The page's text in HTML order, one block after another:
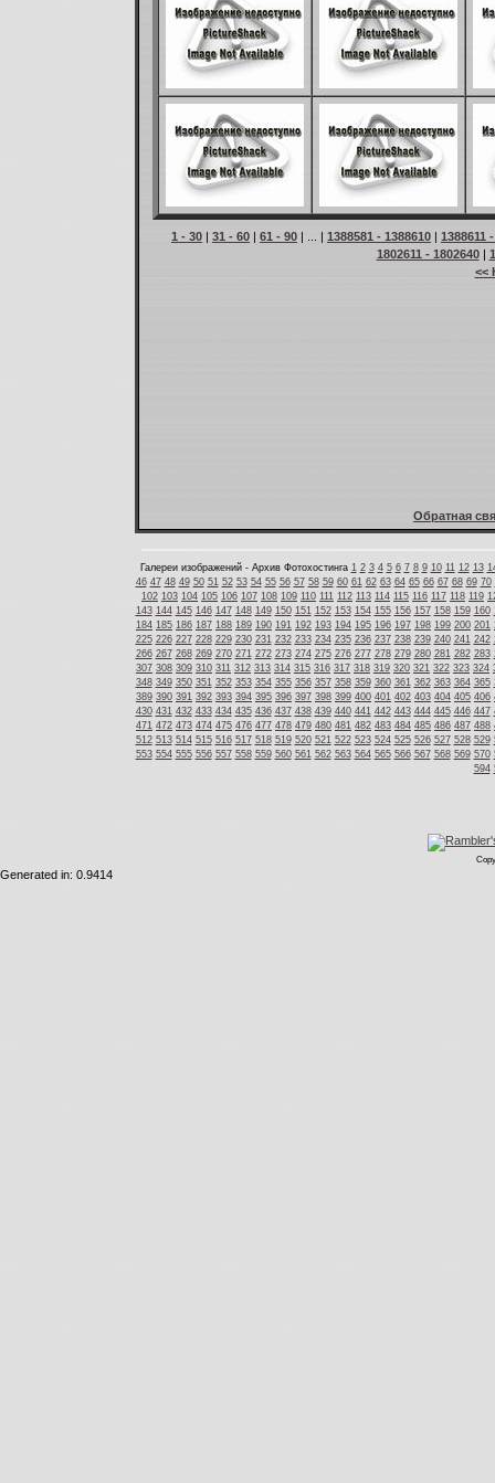
1 - 30 | 31 - 60 | 61 - 90 | ... | 1388581 - 1388610 | 1388611
1802611 - 1802640|
<<
Обратная
Галереи изображений - Архив Фотохостинга 1 2 3 4 5 6 7 8 9 10 11 12 13
46 47 48 49 50 51 52 53 54 55 56 57 58 59 60 61 62 63 64 65 66 67 68 69 70
102 103 104 105 106 107 108 109 110 111 112 113 114 115 116 117 118 119
143 144 145 146 147 148 149 150 151 152 153 154 155 156 157 158 159 160
184 185 186 187 188 189 190 191 192 193 194 195 196 197 198 199 200 201
225 226 227 228 229 230 231 232 233 234 235 236 237 238 239 240 241 242
266 267 268 269 270 271 272 273 274 275 276 277 278 279 280 281 282 283
307 308 309 310 311 312 313 314 315 316 317 318 319 320 321 322 323 324
348 349 350 351 352 353 354 355 356 357 358 359 360 361 362 363 364 365
389 390 391 392 393 394 395 396 397 398 399 400 401 402 403 404 405 406
430 431 432 433 434 435 436 437 438 439 440 441 442 443 444 445 446 447
471 472 473 474 475 476 477 478 479 480 481 482 483 484 485 486 487 488
512 513 514 515 516 517 518 519 520 521 522 523 524 525 526 527 528 529
553 554 555 556 557 558 559 560 561 562 563 564 565 566 567 568 569 570
594
Generated in: 0.9414